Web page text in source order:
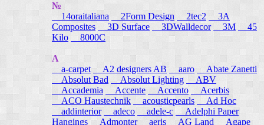
№
14oraitaliana
2Form Design 2tec2
3A
Composites
3D Surface 3DWalldecor 3M
45
Kilo
8000C
A
a-carpet
A2 designers AB aaro
Abate Zanetti
Absolut Bad
Absolut Lighting
ABV
Accademia
Accente Accento
Acerbis
ACO Haustechnik
acousticpearls
Ad Hoc
addinterior
adeco adele-c
Adelphi Paper
Hangings Admonter aeris AG Land Agape